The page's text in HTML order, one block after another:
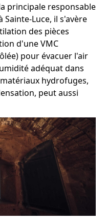
principale responsable
Luce, il s'avère
des pièces
d'une VMC
pour évacuer l'air
adéquat dans
hydrofuges,
peut aussi